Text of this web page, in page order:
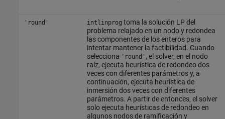
'round' intlinprog toma la solución LP del
problema relajado en un nodo y redondea
las componentes de los enteros para
intentar mantener la factibilidad. Cuando
selecciona 'round' , el solver, en el nodo
raíz, ejecuta heurística de redondeo dos
veces con diferentes parámetros y, a
continuación, ejecuta heurística de
inmersión dos veces con diferentes
parámetros. A partir de entonces, el solver
solo ejecuta heurísticas de redondeo en
algunos nodos de ramificación y